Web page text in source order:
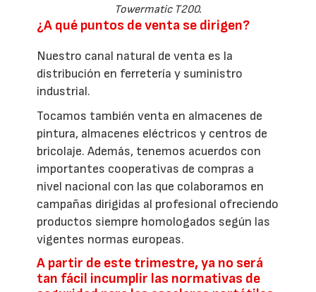
Towermatic T200.
¿A qué puntos de venta se dirigen?
Nuestro canal natural de venta es la
distribución en ferretería y suministro
industrial.
Tocamos también venta en almacenes de
pintura, almacenes eléctricos y centros de
bricolaje. Además, tenemos acuerdos con
importantes cooperativas de compras a
nivel nacional con las que colaboramos en
campañas dirigidas al profesional ofreciendo
productos siempre homologados según las
vigentes normas europeas.
A partir de este trimestre, ya no será
tan fácil incumplir las normativas de